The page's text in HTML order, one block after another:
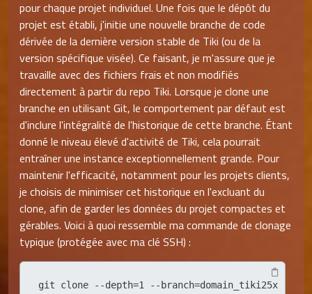
pour chaque projet individuel. Une fois que le dépôt du
projet est établi, j'initie une nouvelle branche de code
dérivée de la dernière version stable de Tiki (ou de la
version spécifique visée). Ce faisant, je m'assure que je
travaille avec des fichiers frais et non modifiés
directement à partir du repo Tiki. Lorsque je clone une
branche en utilisant Git, le comportement par défaut est
d'inclure l'intégralité de l'historique de cette branche. Étant
donné le niveau élevé d'activité de Tiki, cela pourrait
entraîner une instance exceptionnellement grande. Pour
maintenir l'efficacité, notamment pour les projets clients,
je choisis de minimiser cet historique en l'excluant du
clone, afin de garder les données du projet compactes et
gérables. Voici à quoi ressemble ma commande de clonage
typique (protégée avec ma clé SSH) :
git clone --depth=1 --branch=domain_tiki25x